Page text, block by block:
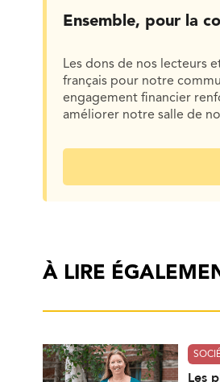
Ensemble, pour la
Les dons de nos lecteurs
français pour notre
engagement financier
améliorer notre salle de
À LIRE
Les